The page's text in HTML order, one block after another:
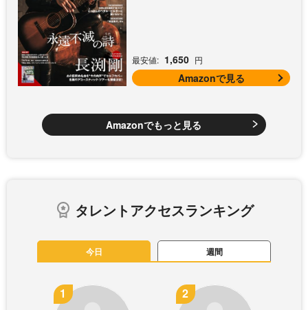
最安値: 1,650 円
Amazonで見る
Amazonでもっと見る
タレントアクセスランキング
今日 週間